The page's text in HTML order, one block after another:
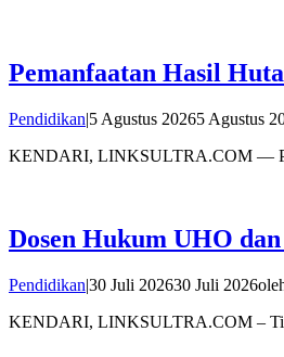
Pemanfaatan Hasil
Pendidikan|5 Agustus 20265 Agustus
KENDARI, LINKSULTRA.COM —
Dosen Hukum UHO
Pendidikan|30 Juli 202630 Juli 2026
KENDARI, LINKSULTRA.COM –